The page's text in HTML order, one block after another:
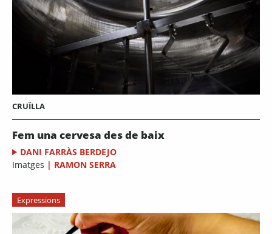
CRUÏLLA
Fem una cervesa des de baix
DANI FARRÀS BERDEJO
Imatges | RAMON SERRA
Expressions